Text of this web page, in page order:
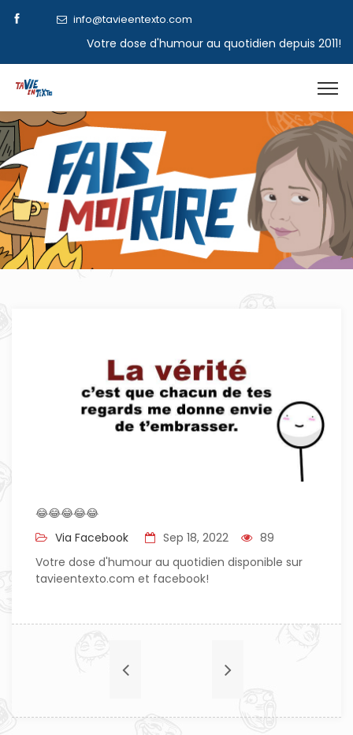
info@tavieentexto.com
Votre dose d'humour au quotidien depuis 2011!
😂😂😂😂😂
Via Facebook
Sep 18, 2022
89
Votre dose d'humour au quotidien disponible sur
tavieentexto.com et facebook!